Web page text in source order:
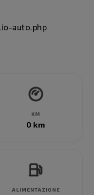
auto.php
KM
0 km
ALIMENTAZIONE